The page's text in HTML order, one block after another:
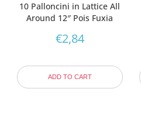
10 Palloncini in Lattice All
Around 12″ Pois Fuxia
€2,84
ADD TO CART